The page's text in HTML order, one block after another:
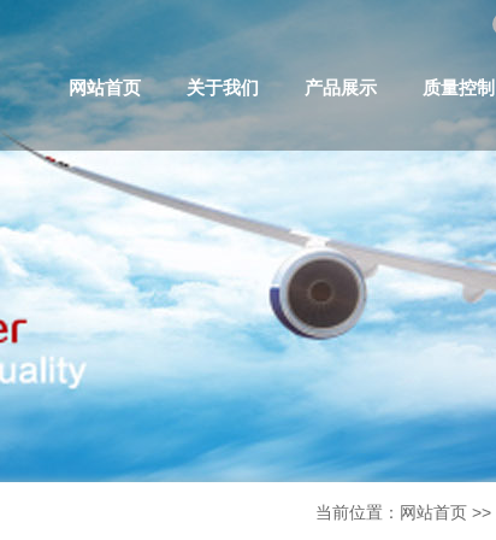
网站首页 关于我们 产品展示 质量控制
当前位置： 网站首页 >>